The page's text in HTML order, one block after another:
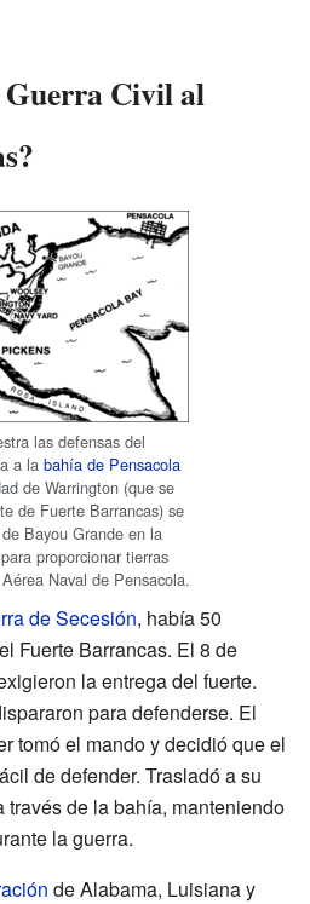
Guerra Civil al
las defensas del
a la bahía de Pensacola
de Warrington (que se
de Fuerte Barrancas) se
Bayou Grande en la
proporcionar tierras
Naval de Pensacola.
de Secesión, había 50
Fuerte Barrancas. El 8 de
la entrega del fuerte.
para defenderse. El
tomó el mando y decidió que el
de defender. Trasladó a su
través de la bahía, manteniendo
la guerra.
de Alabama, Luisiana y